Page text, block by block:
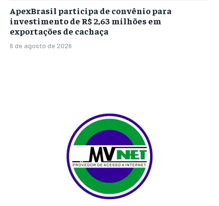
ApexBrasil participa de convênio para
investimento de R$ 2,63 milhões em
exportações de cachaça
6 de agosto de 2026